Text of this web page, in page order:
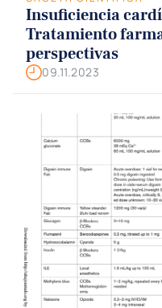
Insuficiencia
Tratamiento
perspectivas
09.11.2023